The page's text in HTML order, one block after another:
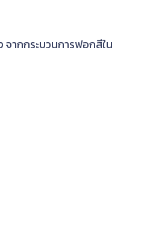
จากกระบวนการฟอกสีใน